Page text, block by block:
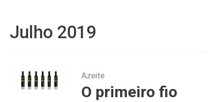
Julho 2019
Azeite
O primeiro fio